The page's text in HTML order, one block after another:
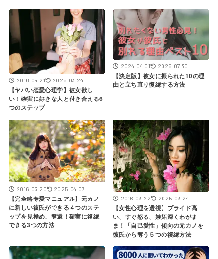
2016.04.21 2025.03.24
【ヤバい恋愛心理学】彼女欲し
い！確実に好きな人と付き合える6
つのステップ
2024.04.01 2025.07.30
【決定版】彼女に振られた10の理
由と立ち直り復縁する方法
2016.03.20 2025.04.07
【完全略奪愛マニュアル】元カノ
に新しい彼氏ができる４つのステ
ップを見極め、奪還！確実に復縁
できる3つの方法
2016.03.22 2025.03.24
【女性心理を透視】プライド高
い、すぐ怒る、嫉妬深くわがま
ま！「自己愛性」傾向の元カノを
彼氏から奪う５つの復縁方法